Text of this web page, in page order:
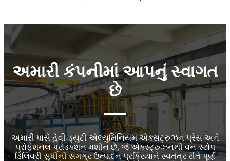
અમારી કંપનીમાં આપનું સ્વાગત
છે
અમારી પાસે હેવી-ડ્યુટી એલ્યુમિનિયમ એક્સટ્રુઝન પ્રેસ અને
પ્રોફેશનલ પ્રોડક્શન મશીન છે, જે એક્સ્ટ્રુઝનથી વન-સ્ટોપ
ડિલિવરી સુધીની સમગ્ર ઉત્પાદન પ્રક્રિયાને સ્વતંત્ર રીતે પૂર્ણ